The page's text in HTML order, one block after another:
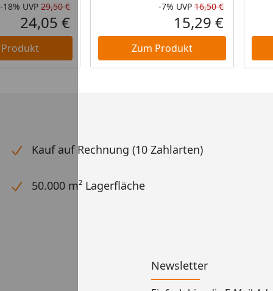
Rabatt in Prozent
-18%
Ursprünglicher Preis
UVP 29,50 €
Aktueller Preis
24,05 € Rabatt in
-7% UVP 16,50 €
Aktueller
15,29 €
Zum Produkt
Kauf auf Rechnung (10 Zahlarten)
50.000 m² Lagerfläche
Newsletter